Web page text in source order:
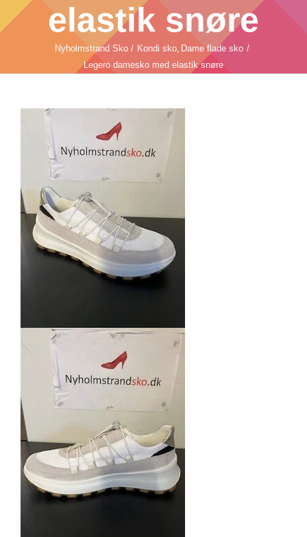
elastik snøre
Nyholmstrand Sko Kondi sko Dame flade sko
Legero damesko med elastik snøre